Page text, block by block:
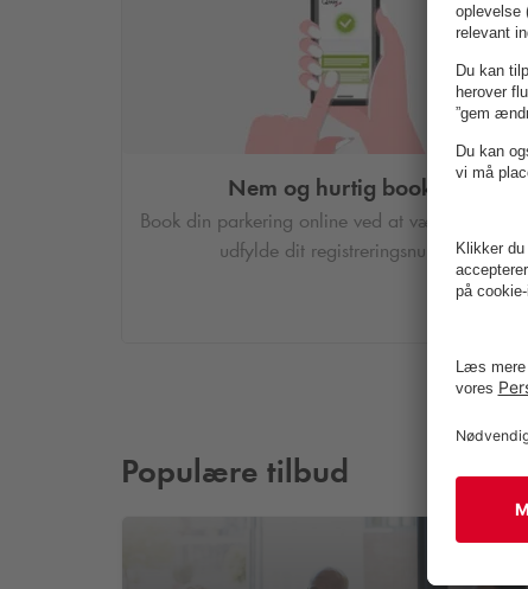
Nem og hurtig booking
Book din parkering online ved at vælge et P-hus
udfylde dit registreringsnummer.
Populære tilbud